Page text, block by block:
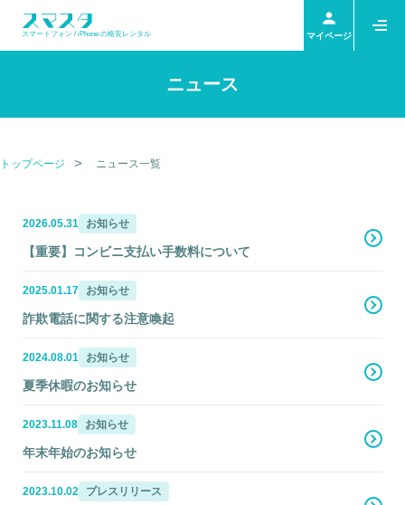
スマートフォン / iPhone の格安レンタル マイページ
ニュース
トップページ ニュース一覧
2026.05.31 お知らせ
【重要】コンビニ支払い手数料について
2025.01.17 お知らせ
詐欺電話に関する注意喚起
2024.08.01 お知らせ
夏季休暇のお知らせ
2023.11.08 お知らせ
年末年始のお知らせ
2023.10.02 プレスリリース